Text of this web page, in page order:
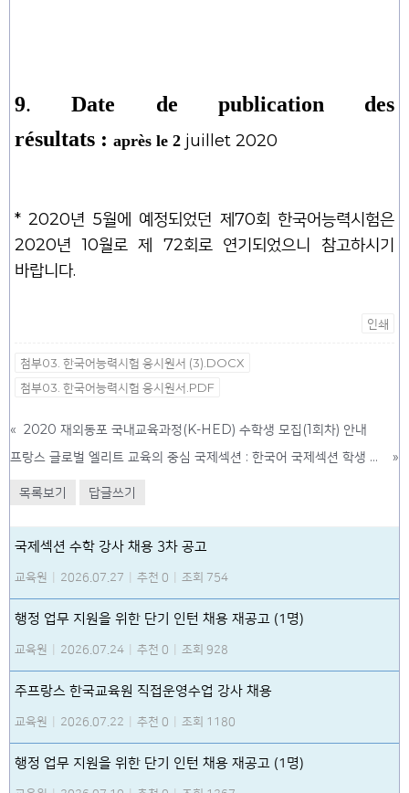
9.Date de publication des
résultats : après le 2 juillet 2020
* 2020년 5월에 예정되었던 제70회 한국어능력시험은
2020년 10월로 제 72회로 연기되었으니 참고하시기
바랍니다.
인쇄
첨부03. 한국어능력시험 응시원서 (3).DOCX
첨부03. 한국어능력시험 응시원서.PDF
« 2020 재외동포 국내교육과정(K-HED) 수학생 모집(1회차) 안내
프랑스 글로벌 엘리트 교육의 중심 국제섹션 : 한국어 국제섹션 학생 모집 안내
»
목록보기 답글쓰기
국제섹션 수학 강사 채용 3차 공고
교육원 2026.07.27 추천 0 조회 754
행정 업무 지원을 위한 단기 인턴 채용 재공고 (1명)
교육원 2026.07.24 추천 0 조회 928
주프랑스 한국교육원 직접운영수업 강사 채용
교육원 2026.07.22 추천 0 조회 1180
행정 업무 지원을 위한 단기 인턴 채용 재공고 (1명)